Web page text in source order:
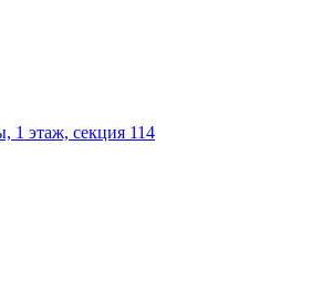
1 этаж, секция 114